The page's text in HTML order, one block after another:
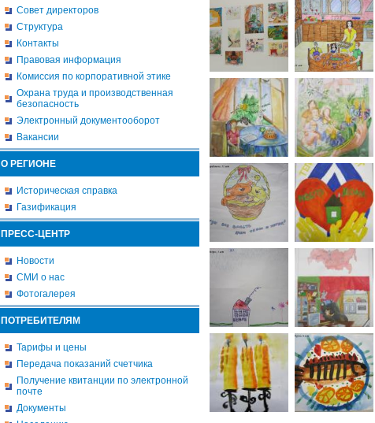
Совет директоров
Структура
Контакты
Правовая информация
Комиссия по корпоративной этике
Охрана труда и производственная
безопасность
Электронный документооборот
Вакансии
О РЕГИОНЕ
Историческая справка
Газификация
ПРЕСС-ЦЕНТР
Новости
СМИ о нас
Фотогалерея
ПОТРЕБИТЕЛЯМ
Тарифы и цены
Передача показаний счетчика
Получение квитанции по электронной
почте
Документы